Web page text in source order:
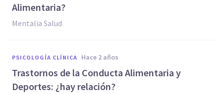
Alimentaria?
Mentalia Salud
PSICOLOGÍA CLÍNICA hace 2 años
Trastornos de la Conducta Alimentaria y
Deportes: ¿hay relación?